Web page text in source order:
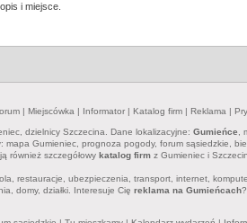
i miejsce.
| Miejscówka | Informator | Katalog firm | Reklama |
dzielnicy Szczecina. Dane lokalizacyjne: Gumieńce ,
: mapa Gumieniec, prognoza pogody, forum sąsiedzkie,
również szczegółowy katalog firm z Gumieniec i
restauracje, ubezpieczenia, transport, internet,
domy, działki. Interesuje Cię reklama na Gumieńcach